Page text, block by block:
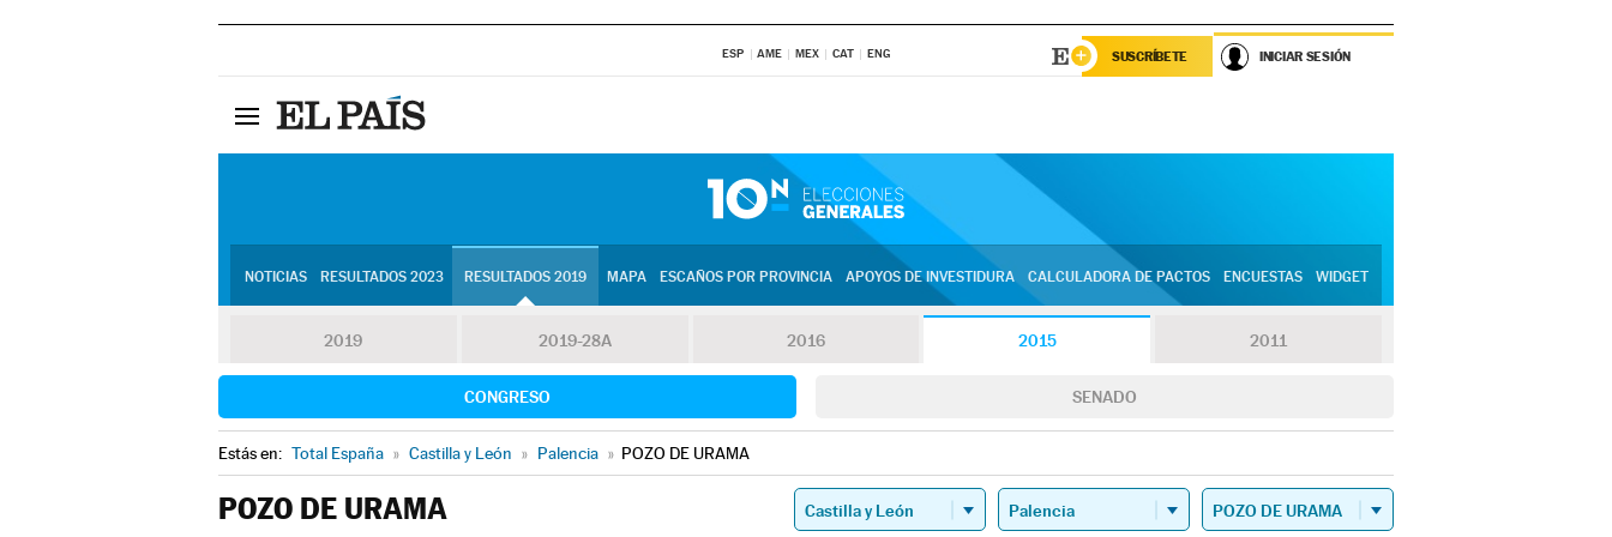
ESP AME MEX CAT ENG SUSCRÍBETE INICIAR SESIÓN
NOTICIAS RESULTADOS 2023 RESULTADOS 2019 MAPA ESCAÑOS POR PROVINCIA APOYOS DE INVESTIDURA CALCULADORA DE PACTOS ENCUESTAS WIDGET
2019 2019-28A 2016 2015 2011
CONGRESO SENADO
Estás en: Total España » Castilla y León » Palencia » POZO DE URAMA
POZO DE URAMA